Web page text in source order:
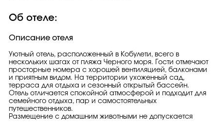
Об отеле:
Описание отеля
Уютный отель, расположенный в Кобулети, всего в
нескольких шагах от пляжа Черного моря. Гости отмечают
просторные номера с хорошей вентиляцией, балконами
и приятным видом. На территории ухоженный сад,
терраса для отдыха и сезонный открытый бассейн.
Отель отличается спокойной атмосферой и подходит для
семейного отдыха, пар и самостоятельных
путешественников.
Размещение с домашним животными не допускается